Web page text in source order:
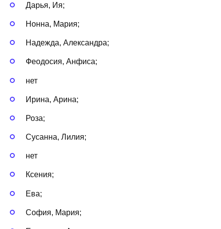
Дарья, Ия;
Нонна, Мария;
Надежда, Александра;
Феодосия, Анфиса;
нет
Ирина, Арина;
Роза;
Сусанна, Лилия;
нет
Ксения;
Ева;
София, Мария;